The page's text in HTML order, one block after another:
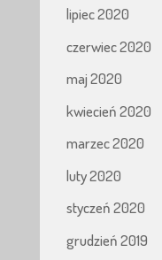
lipiec 2020
czerwiec 2020
maj 2020
kwiecień 2020
marzec 2020
luty 2020
styczeń 2020
grudzień 2019